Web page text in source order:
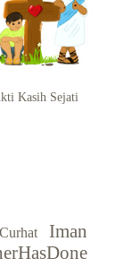
Kasih Sejati
Curhat
Iman